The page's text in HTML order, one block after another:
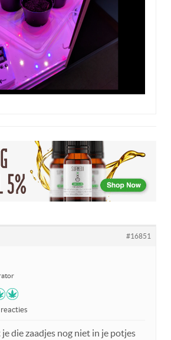
#16851
die zaadjes nog niet in je potjes